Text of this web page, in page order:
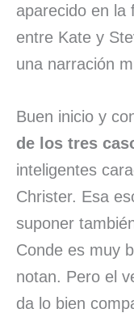
aparecido en la
entre Kate y
una narración
Buen inicio y
de los tres
inteligentes
Christer. Esa
suponer
Conde es muy
notan. Pero el
da lo bien